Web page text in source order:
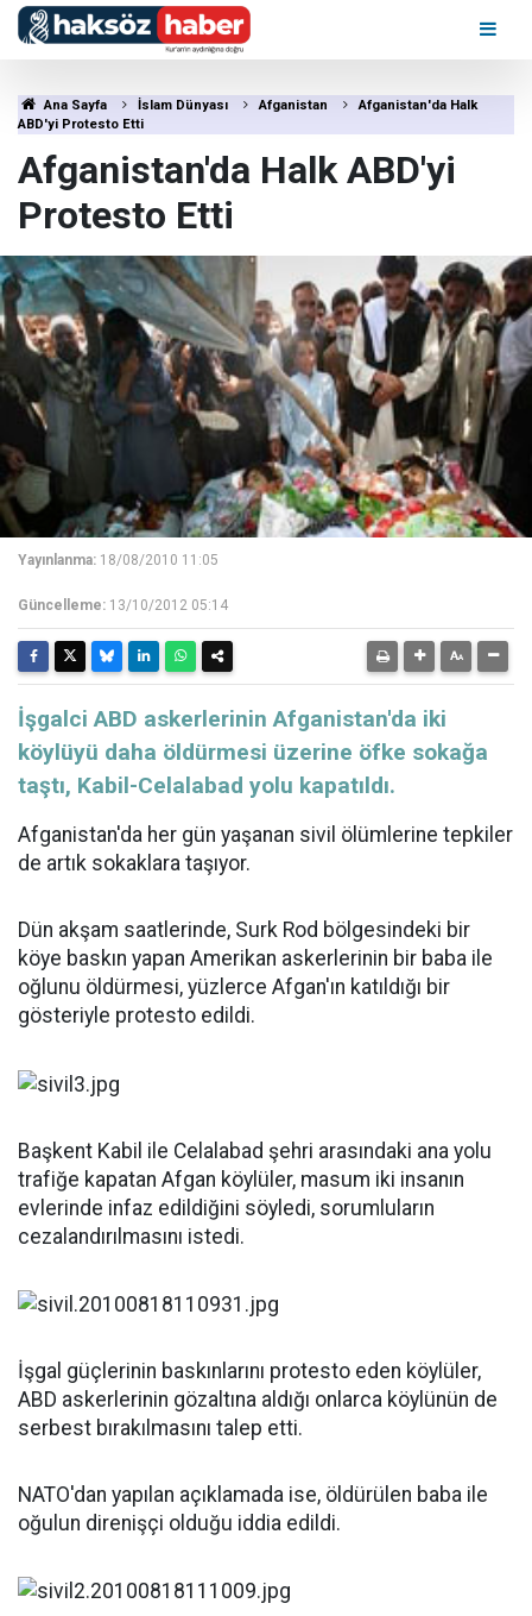
Ana Sayfa İslam Dünyası Afganistan
Afganistan'da Halk
ABD'yi Protesto Etti
Afganistan'da Halk ABD'yi
Protesto Etti
Yayınlanma: 18/08/2010 11:05
Güncelleme: 13/10/2012 05:14
İşgalci ABD askerlerinin Afganistan'da iki
köylüyü daha öldürmesi üzerine öfke sokağa
taştı, Kabil-Celalabad yolu kapatıldı.
Afganistan'da her gün yaşanan sivil ölümlerine tepkiler
de artık sokaklara taşıyor.
Dün akşam saatlerinde, Surk Rod bölgesindeki bir
köye baskın yapan Amerikan askerlerinin bir baba ile
oğlunu öldürmesi, yüzlerce Afgan'ın katıldığı bir
gösteriyle protesto edildi.
Başkent Kabil ile Celalabad şehri arasındaki ana yolu
trafiğe kapatan Afgan köylüler, masum iki insanın
evlerinde infaz edildiğini söyledi, sorumluların
cezalandırılmasını istedi.
İşgal güçlerinin baskınlarını protesto eden köylüler,
ABD askerlerinin gözaltına aldığı onlarca köylünün de
serbest bırakılmasını talep etti.
NATO'dan yapılan açıklamada ise, öldürülen baba ile
oğulun direnişçi olduğu iddia edildi.